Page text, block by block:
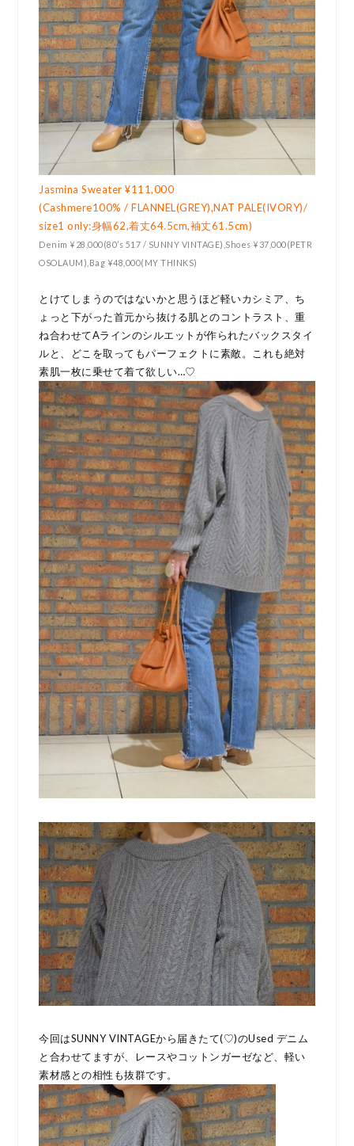
Jasmina Sweater ¥111,000
(Cashmere100% / FLANNEL(GREY),NAT PALE(IVORY)/
size1 only:身幅62,着丈64.5cm,袖丈61.5cm)
Denim ¥28,000(80’s 517 / SUNNY VINTAGE),Shoes ¥37,000(PETR
OSOLAUM),Bag ¥48,000(MY THINKS)
とけてしまうのではないかと思うほど軽いカシミア、ち
ょっと下がった首元から抜ける肌とのコントラスト、重
ね合わせてAラインのシルエットが作られたバックスタイ
ルと、どこを取ってもパーフェクトに素敵。これも絶対
素肌一枚に乗せて着て欲しい…♡
今回はSUNNY VINTAGEから届きたて(♡)のUsed デニム
と合わせてますが、レースやコットンガーゼなど、軽い
素材感との相性も抜群です。